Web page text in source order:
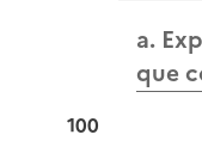
a.
que
100